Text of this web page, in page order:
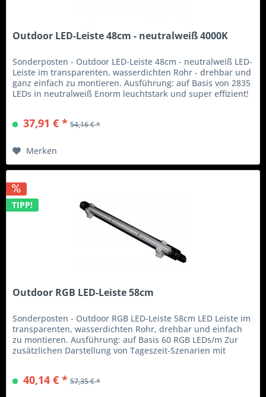
Outdoor LED-Leiste 48cm - neutralweiß 4000K
Sonderposten - Outdoor LED-Leiste 48cm - neutralweiß LED-
Leiste im transparenten, wasserdichten Rohr - drehbar und
ganz einfach zu montieren. Ausführung: auf Basis von 2835
LEDs in neutralweiß Enorm leuchtstark und super effizient!
Anschlusskabel - Montagehalter mit Schrauben...
37,91 € * 54,16 € *
Merken
TIPP!
Outdoor RGB LED-Leiste 58cm
Sonderposten - Outdoor RGB LED-Leiste 58cm LED Leiste im
transparenten, wasserdichten Rohr, drehbar und einfach
zu montieren. Ausführung: auf Basis 60 RGB LEDs/m Zur
zusätzlichen Darstellung von Tageszeit-Szenarien mit
24V Basis erforderlich). Lieferumfang: -...
40,14 € * 57,35 € *